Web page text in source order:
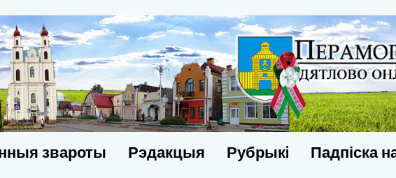
звароты Рэдакцыя Рубрыкi Падпіска